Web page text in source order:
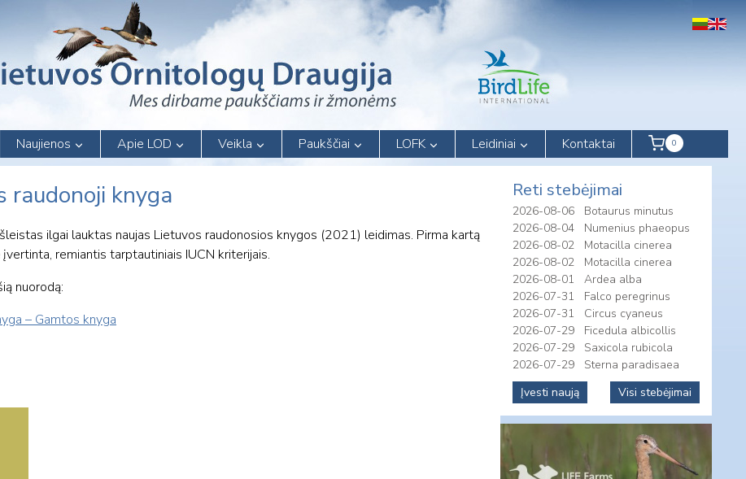
Naujienos Apie LOD Veikla Paukščiai LOFK Leidiniai Kontaktai 0
raudonoji knyga
ilgai lauktas naujas Lietuvos raudonosios knygos (2021) leidimas. Pirma kartą
remiantis tarptautiniais IUCN kriterijais.
nuorodą:
– Gamtos knyga
Reti stebėjimai
2026-08-06
Botaurus minutus
2026-08-04
Numenius phaeopus
2026-08-02
Motacilla cinerea
2026-08-02
Motacilla cinerea
2026-08-01
Ardea alba
2026-07-31
Falco peregrinus
2026-07-31
Circus cyaneus
2026-07-29
Ficedula albicollis
2026-07-29
Saxicola rubicola
2026-07-29
Sterna paradisaea
Įvesti naują
Visi stebėjimai